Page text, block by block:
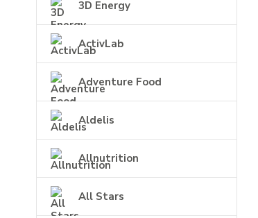
3D Energy
ActivLab
Adventure Food
Aldelis
Allnutrition
All Stars